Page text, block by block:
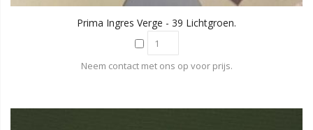
Prima Ingres Verge - 39 Lichtgroen.
Neem contact met ons op voor prijs.